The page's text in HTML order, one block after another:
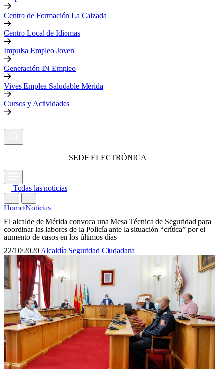
Centro de Formación La Calzada
Centro Local de Idiomas
Impulsa Empleo Joven
Generación IN Empleo
Vives Emplea Saludable Mérida
Cursos y Actividades
SEDE ELECTRÓNICA
Todas las noticias
Home Noticias
El alcalde de Mérida convoca una Mesa Técnica de Seguridad para
coordinar las labores de la Policía ante la situación “crítica” por el
aumento de casos en los últimos días
22/10/2020Alcaldía Seguridad Ciudadana